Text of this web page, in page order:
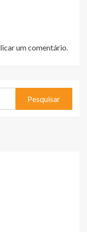
um comentário.